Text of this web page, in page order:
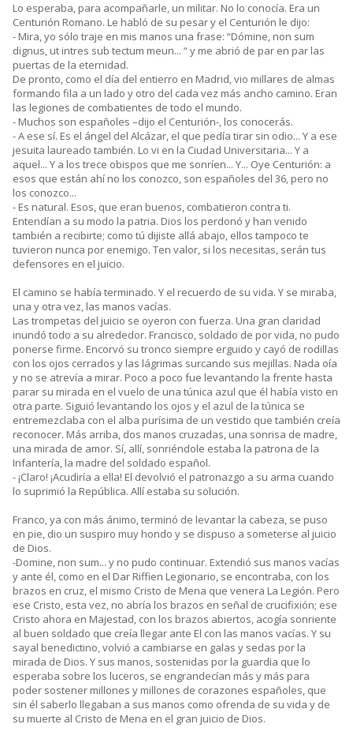
Lo esperaba, para acompañarle, un militar. No lo conocía. Era un
Centurión Romano. Le habló de su pesar y el Centurión le dijo:
- Mira, yo sólo traje en mis manos una frase: “Dómine, non sum
dignus, ut intres sub tectum meun... “ y me abrió de par en par las
puertas de la eternidad.
De pronto, como el día del entierro en Madrid, vio millares de almas
formando fila a un lado y otro del cada vez más ancho camino. Eran
las legiones de combatientes de todo el mundo.
- Muchos son españoles –dijo el Centurión-, los conocerás.
- A ese sí. Es el ángel del Alcázar, el que pedía tirar sin odio... Y a ese
jesuita laureado también. Lo vi en la Ciudad Universitaria... Y a
aquel... Y a los trece obispos que me sonríen... Y... Oye Centurión: a
esos que están ahí no los conozco, son españoles del 36, pero no
los conozco...
- Es natural. Esos, que eran buenos, combatieron contra ti.
Entendían a su modo la patria. Dios los perdonó y han venido
también a recibirte; como tú dijiste allá abajo, ellos tampoco te
tuvieron nunca por enemigo. Ten valor, si los necesitas, serán tus
defensores en el juicio.
El camino se había terminado. Y el recuerdo de su vida. Y se miraba,
una y otra vez, las manos vacías.
Las trompetas del juicio se oyeron con fuerza. Una gran claridad
inundó todo a su alrededor. Francisco, soldado de por vida, no pudo
ponerse firme. Encorvó su tronco siempre erguido y cayó de rodillas
con los ojos cerrados y las lágrimas surcando sus mejillas. Nada oía
y no se atrevía a mirar. Poco a poco fue levantando la frente hasta
parar su mirada en el vuelo de una túnica azul que él había visto en
otra parte. Siguió levantando los ojos y el azul de la túnica se
entremezclaba con el alba purísima de un vestido que también creía
reconocer. Más arriba, dos manos cruzadas, una sonrisa de madre,
una mirada de amor. Sí, allí, sonriéndole estaba la patrona de la
Infantería, la madre del soldado español.
- ¡Claro! ¡Acudiría a ella! El devolvió el patronazgo a su arma cuando
lo suprimió la República. Allí estaba su solución.
Franco, ya con más ánimo, terminó de levantar la cabeza, se puso
en pie, dio un suspiro muy hondo y se dispuso a someterse al juicio
de Dios.
-Domine, non sum... y no pudo continuar. Extendió sus manos vacías
y ante él, como en el Dar Riffien Legionario, se encontraba, con los
brazos en cruz, el mismo Cristo de Mena que venera La Legión. Pero
ese Cristo, esta vez, no abría los brazos en señal de crucifixión; ese
Cristo ahora en Majestad, con los brazos abiertos, acogía sonriente
al buen soldado que creía llegar ante El con las manos vacías. Y su
sayal benedictino, volvió a cambiarse en galas y sedas por la
mirada de Dios. Y sus manos, sostenidas por la guardia que lo
esperaba sobre los luceros, se engrandecían más y más para
poder sostener millones y millones de corazones españoles, que
sin él saberlo llegaban a sus manos como ofrenda de su vida y de
su muerte al Cristo de Mena en el gran juicio de Dios.